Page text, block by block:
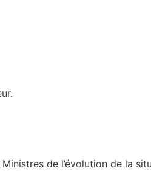
de l’évolution de la